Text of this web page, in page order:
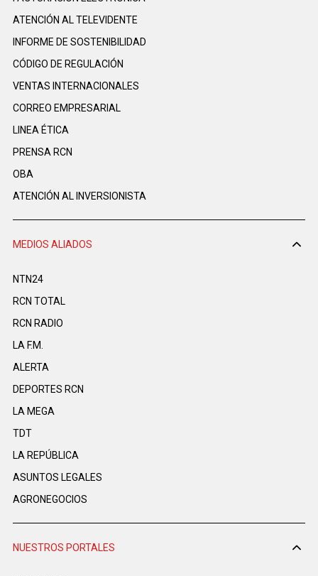
ATENCIÓN AL TELEVIDENTE
INFORME DE SOSTENIBILIDAD
CÓDIGO DE REGULACIÓN
VENTAS INTERNACIONALES
CORREO EMPRESARIAL
LINEA ÉTICA
PRENSA RCN
OBA
ATENCIÓN AL INVERSIONISTA
MEDIOS ALIADOS
NTN24
RCN TOTAL
RCN RADIO
LA F.M.
ALERTA
DEPORTES RCN
LA MEGA
TDT
LA REPÚBLICA
ASUNTOS LEGALES
AGRONEGOCIOS
NUESTROS PORTALES